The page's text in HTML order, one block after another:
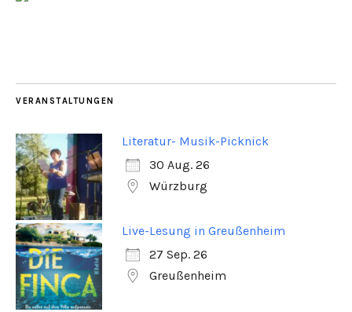
VERANSTALTUNGEN
Literatur- Musik-Picknick
30 Aug. 26
Würzburg
Live-Lesung in Greußenheim
27 Sep. 26
Greußenheim